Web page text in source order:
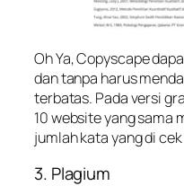
Oh Ya, Copyscape
dan tanpa harus
terbatas. Pada versi
10 website yang sama
jumlah kata yang di
3. Plagium